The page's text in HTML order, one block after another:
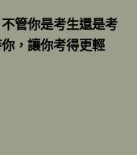
管你是考生還是考
，讓你考得更輕